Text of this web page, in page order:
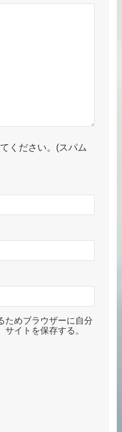
ください。(スパム
ためブラウザーに自分
イトを保存する。